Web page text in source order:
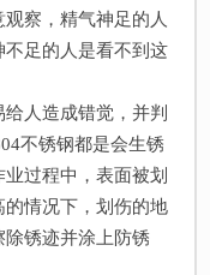
察，精气神足的人
足的人是看不到这
人造成错觉，并判
不锈钢都是会生锈
过程中，表面被划
情况下，划伤的地
锈迹并涂上防锈